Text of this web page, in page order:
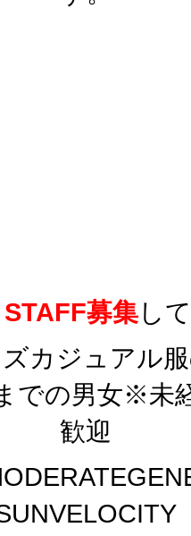
募集し
カジュアル
での男女※未
歓迎